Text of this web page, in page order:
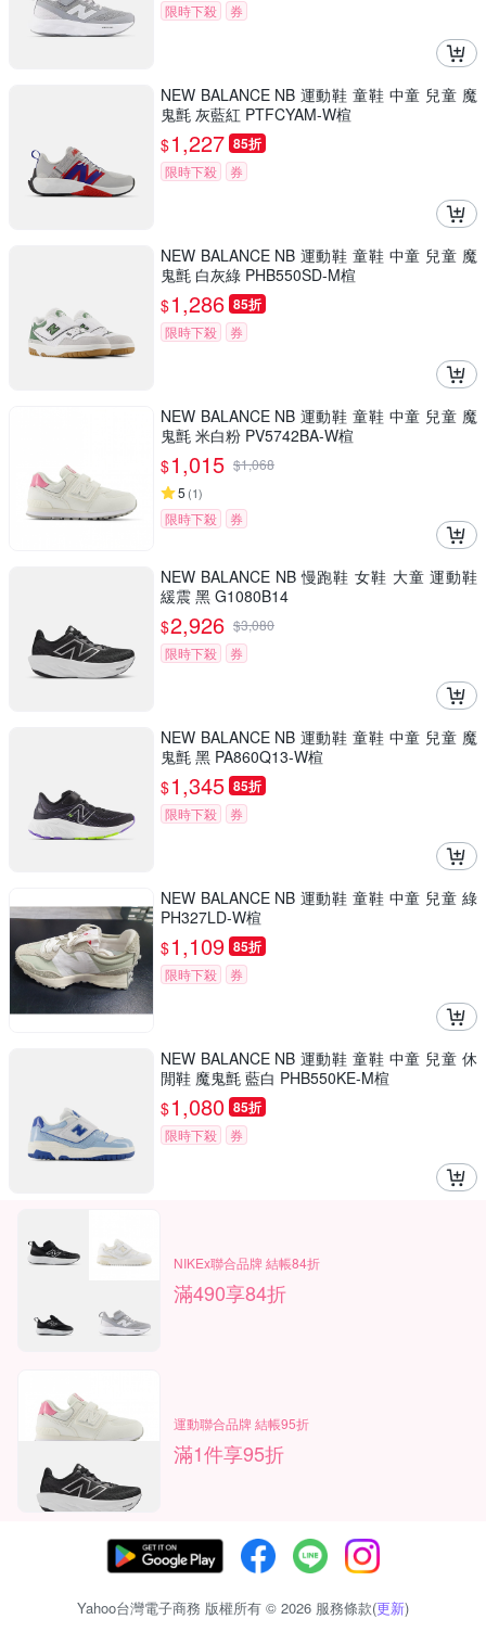
限時下殺 券
NEW BALANCE NB 運動鞋 童鞋 中童 兒童 魔
鬼氈 灰藍紅 PTFCYAM-W楦
$1,227 85折
限時下殺 券
NEW BALANCE NB 運動鞋 童鞋 中童 兒童 魔
鬼氈 白灰綠 PHB550SD-M楦
$1,286 85折
限時下殺 券
NEW BALANCE NB 運動鞋 童鞋 中童 兒童 魔
鬼氈 米白粉 PV5742BA-W楦
$1,015 $1,068
5 (1)
限時下殺 券
NEW BALANCE NB 慢跑鞋 女鞋 大童 運動鞋
緩震 黑 G1080B14
$2,926 $3,080
限時下殺
券
NEW BALANCE NB 運動鞋 童鞋 中童 兒童 魔
鬼氈 黑 PA860Q13-W楦
$1,345 85折
限時下殺 券
NEW BALANCE NB 運動鞋 童鞋 中童 兒童 綠
PH327LD-W楦
$1,109 85折
限時下殺 券
NEW BALANCE NB 運動鞋 童鞋 中童 兒童 休
閒鞋 魔鬼氈 藍白 PHB550KE-M楦
$1,080 85折
限時下殺 券
NIKEx聯合品牌 結帳84折
滿490享84折
運動聯合品牌 結帳95折
滿1件享95折
Yahoo台灣電子商務 版權所有 © 2026 服務條款(更新)